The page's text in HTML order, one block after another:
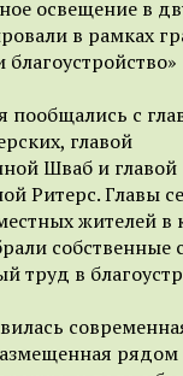
освещение в
в рамках
пообщались с
главой
Шваб и главой
Ритерс. Главы
жителей
собственные
труд в
рядом